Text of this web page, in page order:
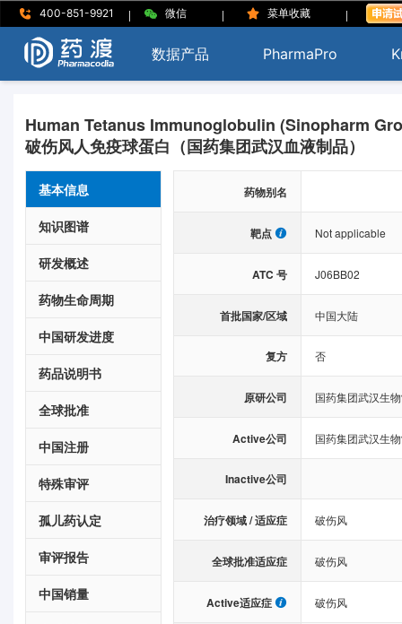
400-851-9921 | 微信 | 菜单收藏 |
数据产品 PharmaPro
Human Tetanus Immunoglobulin (Sinopharm
破伤风人免疫球蛋白（国药集团武汉血液制品）
基本信息
知识图谱
研发概述
药物生命周期
中国研发进度
药品说明书
全球批准
中国注册
特殊审评
孤儿药认定
审评报告
中国销量
药物别名
靶点 Not applicable
ATC 号 J06BB02
首批国家/区域 中国大陆
复方 否
原研公司 国药集团武汉生
Active公司 国药集团武汉生
Inactive公司
治疗领域 / 适应症 破伤风
全球批准适应症 破伤风
Active适应症 破伤风